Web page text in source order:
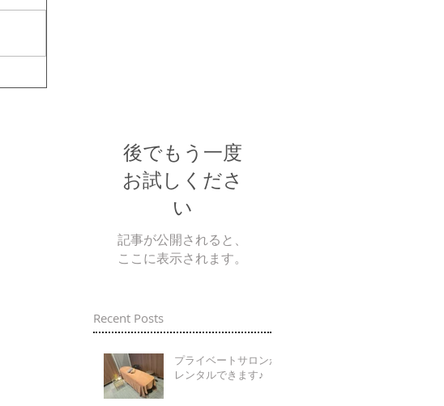
後でもう一度
お試しくださ
い
記事が公開されると、
ここに表示されます。
Recent Posts
プライベートサロンが
レンタルできます♪